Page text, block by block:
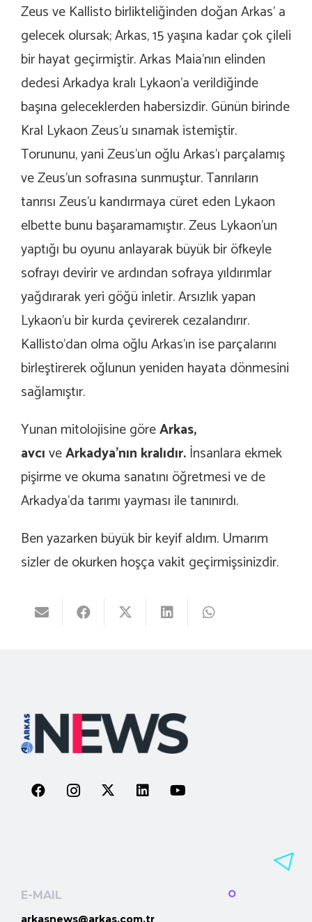
Zeus ve Kallisto birlikteliğinden doğan Arkas’ a
gelecek olursak; Arkas, 15 yaşına kadar çok çileli
bir hayat geçirmiştir. Arkas Maia’nın elinden
dedesi Arkadya kralı Lykaon’a verildiğinde
başına geleceklerden habersizdir. Günün birinde
Kral Lykaon Zeus’u sınamak istemiştir.
Torununu, yani Zeus’un oğlu Arkas’ı parçalamış
ve Zeus’un sofrasına sunmuştur. Tanrıların
tanrısı Zeus’u kandırmaya cüret eden Lykaon
elbette bunu başaramamıştır. Zeus Lykaon’un
yaptığı bu oyunu anlayarak büyük bir öfkeyle
sofrayı devirir ve ardından sofraya yıldırımlar
yağdırarak yeri göğü inletir. Arsızlık yapan
Lykaon’u bir kurda çevirerek cezalandırır.
Kallisto’dan olma oğlu Arkas’ın ise parçalarını
birleştirerek oğlunun yeniden hayata dönmesini
sağlamıştır.
Yunan mitolojisine göreArkas,
avcıveArkadya’nın kralıdır.İnsanlara ekmek
pişirme ve okuma sanatını öğretmesi ve de
Arkadya’da tarımı yayması ile tanınırdı.
Ben yazarken büyük bir keyif aldım. Umarım
sizler de okurken hoşça vakit geçirmişsinizdir.
E-MAIL
arkasnews@arkas.com.tr